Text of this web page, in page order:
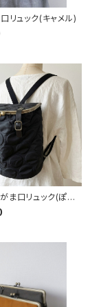
リュック(キャメル)
ま口リュック(ぽこ
ラック)